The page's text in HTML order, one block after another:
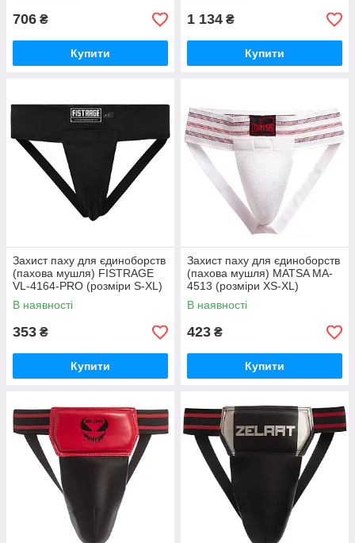
706 ₴
Купити
1 134 ₴
Купити
Захист паху для єдиноборств
(пахова мушля) FISTRAGE
VL-4164-PRO (розміри S-XL)
В наявності
353 ₴
Купити
Захист паху для єдиноборств
(пахова мушля) MATSA MA-
4513 (розміри XS-XL)
В наявності
423 ₴
Купити